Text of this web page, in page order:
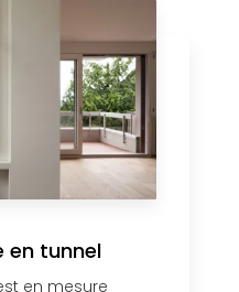
en tunnel
en mesure